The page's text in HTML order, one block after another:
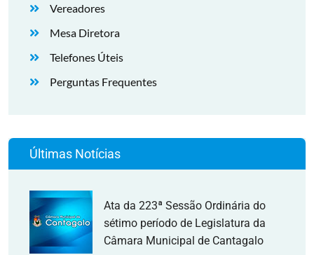
Vereadores
Mesa Diretora
Telefones Úteis
Perguntas Frequentes
Últimas Notícias
Ata da 223ª Sessão Ordinária do
sétimo período de Legislatura da
Câmara Municipal de Cantagalo